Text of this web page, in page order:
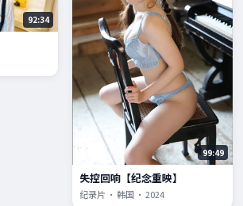
92:34
99:49
失控回响【纪念重映】
纪录片 · 韩国 · 2024